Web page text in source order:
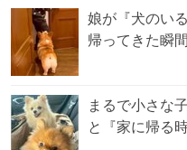
娘が『犬のい
帰ってきた瞬
まるで小さな
と『家に帰る